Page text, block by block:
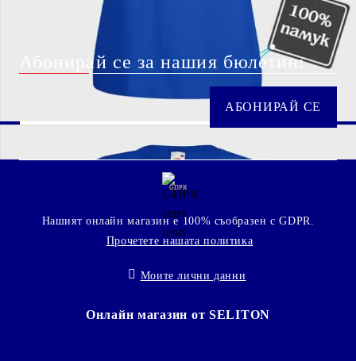
Абонирай се за нашия бюлетин:
GDPR
Нашият онлайн магазин е 100% съобразен с GDPR.
Прочетете нашата политика
Моите лични данни
Онлайн магазин от SELITON